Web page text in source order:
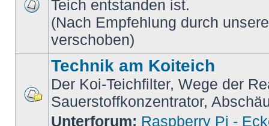
Teich entstanden ist.
(Nach Empfehlung durch
verschoben)
Technik am Koiteich
Der Koi-Teichfilter, Wege der
Sauerstoffkonzentrator,
Unterforum: Raspberry Pi -